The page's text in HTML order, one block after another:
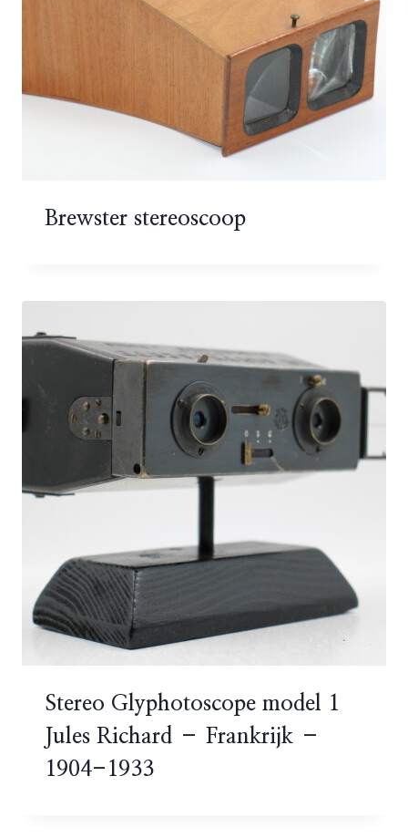
Brewster stereoscoop
Stereo Glyphotoscope model 1
Jules Richard – Frankrijk –
1904-1933